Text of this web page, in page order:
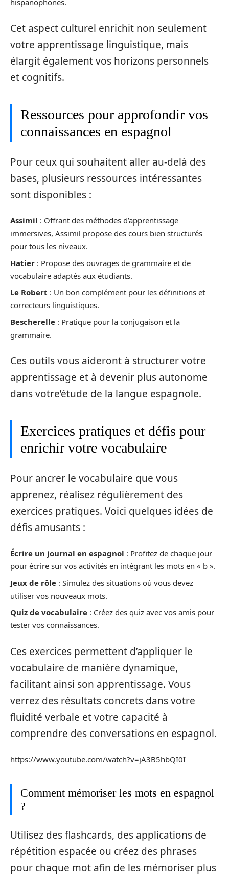
Cet aspect culturel enrichit non seulement
votre apprentissage linguistique, mais
élargit également vos horizons personnels
et cognitifs.
Ressources pour approfondir vos
connaissances en espagnol
Pour ceux qui souhaitent aller au-delà des
bases, plusieurs ressources intéressantes
sont disponibles :
Assimil : Offrant des méthodes d’apprentissage
immersives, Assimil propose des cours bien structurés
pour tous les niveaux.
Hatier : Propose des ouvrages de grammaire et de
vocabulaire adaptés aux étudiants.
Le Robert : Un bon complément pour les définitions et
correcteurs linguistiques.
Bescherelle : Pratique pour la conjugaison et la
grammaire.
Ces outils vous aideront à structurer votre
apprentissage et à devenir plus autonome
dans votre’étude de la langue espagnole.
Exercices pratiques et défis pour
enrichir votre vocabulaire
Pour ancrer le vocabulaire que vous
apprenez, réalisez régulièrement des
exercices pratiques. Voici quelques idées de
défis amusants :
Écrire un journal en espagnol : Profitez de chaque jour
pour écrire sur vos activités en intégrant les mots en « b ».
Jeux de rôle : Simulez des situations où vous devez
utiliser vos nouveaux mots.
Quiz de vocabulaire : Créez des quiz avec vos amis pour
tester vos connaissances.
Ces exercices permettent d’appliquer le
vocabulaire de manière dynamique,
facilitant ainsi son apprentissage. Vous
verrez des résultats concrets dans votre
fluidité verbale et votre capacité à
comprendre des conversations en espagnol.
https://www.youtube.com/watch?v=jA3B5hbQI0I
Comment mémoriser les mots en espagnol
?
Utilisez des flashcards, des applications de
répétition espacée ou créez des phrases
pour chaque mot afin de les mémoriser plus